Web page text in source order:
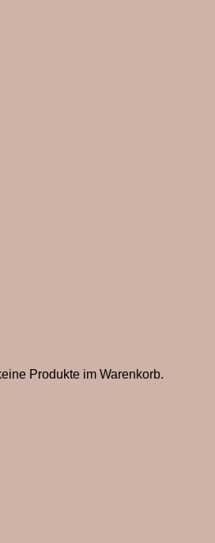
Produkte im Warenkorb.